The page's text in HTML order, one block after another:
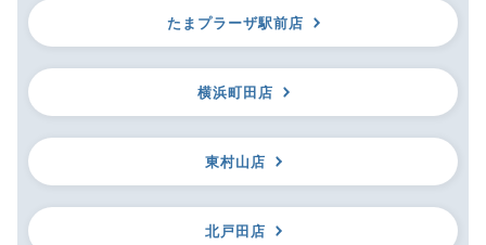
たまプラーザ駅前店
横浜町田店
東村山店
北戸田店